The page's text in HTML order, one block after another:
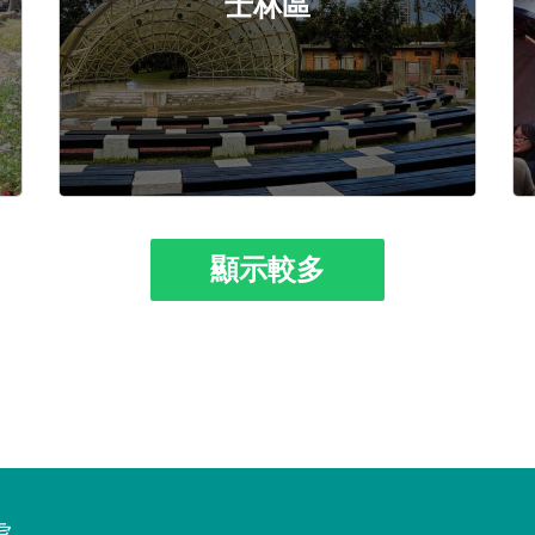
顯示較多